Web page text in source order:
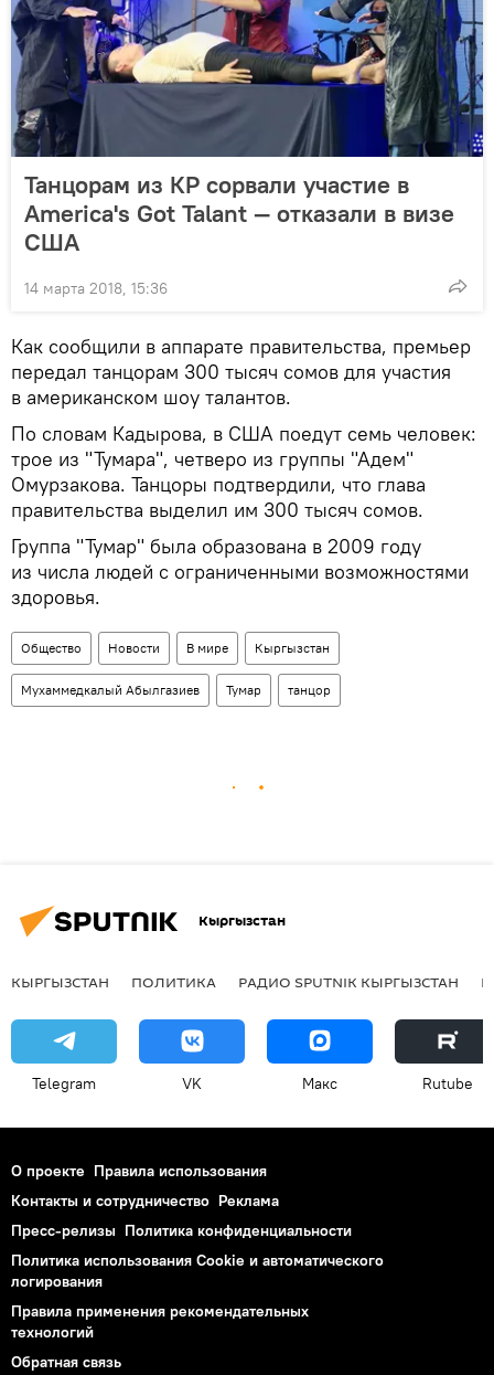
Танцорам из КР сорвали участие в
America's Got Talant — отказали в визе
США
14 марта 2018, 15:36
Как сообщили в аппарате правительства, премьер
передал танцорам 300 тысяч сомов для участия
в американском шоу талантов.
По словам Кадырова, в США поедут семь человек:
трое из "Тумара", четверо из группы "Адем"
Омурзакова. Танцоры подтвердили, что глава
правительства выделил им 300 тысяч сомов.
Группа "Тумар" была образована в 2009 году
из числа людей с ограниченными возможностями
здоровья.
Общество Новости В мире Кыргызстан
Мухаммедкалый Абылгазиев Тумар танцор
Кыргызстан
КЫРГЫЗСТАН ПОЛИТИКА РАДИО SPUTNIK КЫРГЫЗСТАН
Telegram VK Макс Rutube
О проекте Правила использования
Контакты и сотрудничество Реклама
Пресс-релизы Политика конфиденциальности
Политика использования Cookie и автоматического
логирования
Правила применения рекомендательных
технологий
Обратная связь